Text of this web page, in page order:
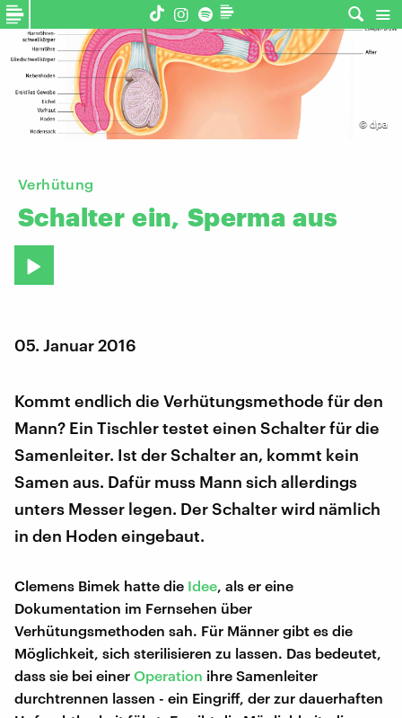
© dpa
Verhütung
Schalter ein, Sperma aus
05. Januar 2016
Kommt endlich die Verhütungsmethode für den
Mann? Ein Tischler testet einen Schalter für die
Samenleiter. Ist der Schalter an, kommt kein
Samen aus. Dafür muss Mann sich allerdings
unters Messer legen. Der Schalter wird nämlich
in den Hoden eingebaut.
Clemens Bimek hatte die Idee , als er eine
Dokumentation im Fernsehen über
Verhütungsmethoden sah. Für Männer gibt es die
Möglichkeit, sich sterilisieren zu lassen. Das bedeutet,
dass sie bei einer Operation ihre Samenleiter
durchtrennen lassen - ein Eingriff, der zur dauerhaften